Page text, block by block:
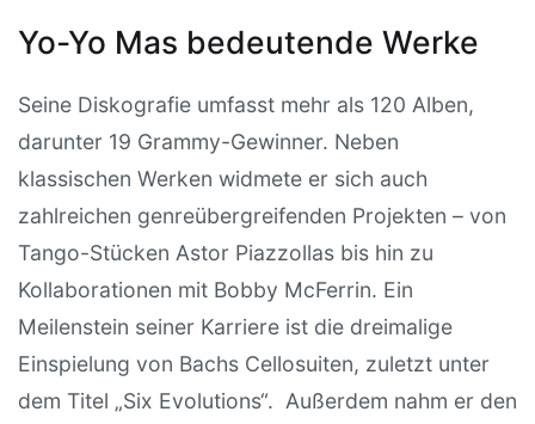
Yo-Yo Mas bedeutende Werke
Seine Diskografie umfasst mehr als 120 Alben,
darunter 19 Grammy-Gewinner. Neben
klassischen Werken widmete er sich auch
zahlreichen genreübergreifenden Projekten – von
Tango-Stücken Astor Piazzollas bis hin zu
Kollaborationen mit Bobby McFerrin. Ein
Meilenstein seiner Karriere ist die dreimalige
Einspielung von Bachs Cellosuiten, zuletzt unter
dem Titel „Six Evolutions“. Außerdem nahm er den